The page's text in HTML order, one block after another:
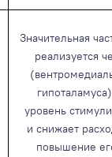
Значительная
реализуется
уровень
и снижает
повышение